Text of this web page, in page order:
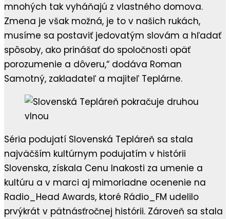
mnohých tak vyháňajú z vlastného domova.
Zmena je však možná, je to v našich rukách,
musíme sa postaviť jedovatým slovám a hľadať
spôsoby, ako prinášať do spoločnosti opäť
porozumenie a dôveru,“ dodáva Roman
Samotný, zakladateľ a majiteľ Teplárne.
Séria podujatí Slovenská Tepláreň sa stala
najväčším kultúrnym podujatím v histórii
Slovenska, získala Cenu Inakosti za umenie a
kultúru a v marci aj mimoriadne ocenenie na
Radio_Head Awards, ktoré Rádio_FM udelilo
prvýkrát v pätnásťročnej histórii. Zároveň sa stala